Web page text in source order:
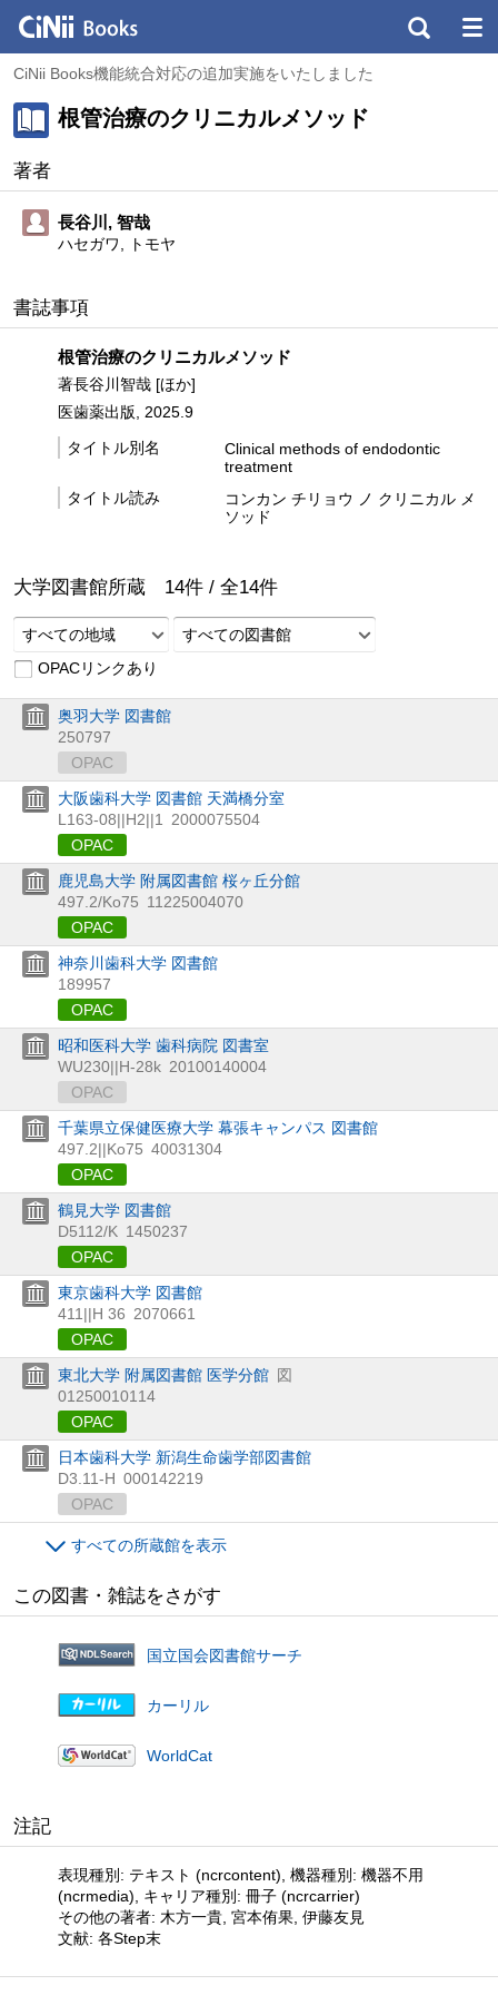
CiNii Books機能統合対応の追加実施をいたしました
根管治療のクリニカルメソッド
著者
長谷川, 智哉
ハセガワ, トモヤ
書誌事項
根管治療のクリニカルメソッド
著長谷川智哉 [ほか]
医歯薬出版, 2025.9
タイトル別名
Clinical methods of endodontic
treatment
タイトル読み
コンカン チリョウ ノ クリニカル メ
ソッド
大学図書館所蔵 14件 / 全14件
すべての地域
すべての図書館
OPACリンクあり
奥羽大学 図書館
250797
OPAC
大阪歯科大学 図書館 天満橋分室
L163-08||H2||1
2000075504
OPAC
鹿児島大学 附属図書館 桜ヶ丘分館
497.2/Ko75 11225004070
OPAC
神奈川歯科大学 図書館
189957
OPAC
昭和医科大学 歯科病院 図書室
WU230||H-28k 20100140004
OPAC
千葉県立保健医療大学 幕張キャンパス 図書館
497.2||Ko75 40031304
OPAC
鶴見大学 図書館
D5112/K 1450237
OPAC
東京歯科大学 図書館
411||H 36 2070661
OPAC
東北大学 附属図書館 医学分館 図
01250010114
OPAC
日本歯科大学 新潟生命歯学部図書館
D3.11-H 000142219
OPAC
すべての所蔵館を表示
この図書・雑誌をさがす
国立国会図書館サーチ
カーリル
WorldCat
注記
表現種別: テキスト (ncrcontent), 機器種別: 機器不用
(ncrmedia), キャリア種別: 冊子 (ncrcarrier)
その他の著者: 木方一貴, 宮本侑果, 伊藤友見
文献: 各Step末